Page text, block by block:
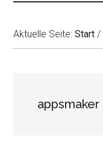
Aktuelle Seite:Start /
appsmaker